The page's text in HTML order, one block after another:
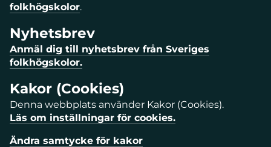
folkhögskolor.
Nyhetsbrev
Anmäl dig till nyhetsbrev från Sveriges
folkhögskolor.
Kakor (Cookies)
Denna webbplats använder Kakor (Cookies).
Läs om inställningar för cookies.
Ändra samtycke för kakor